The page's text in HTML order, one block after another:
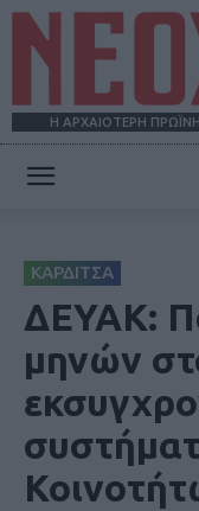
Η ΑΡΧΑΙΟΤΕΡΗ
ΚΑΡΔΙΤΣΑ
ΔΕΥΑΚ:
μηνών